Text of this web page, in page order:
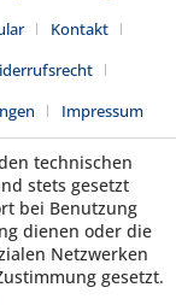
Kontakt
Impressum
technischen
stets gesetzt
bei Benutzung
dienen oder die
Netzwerken
gesetzt.